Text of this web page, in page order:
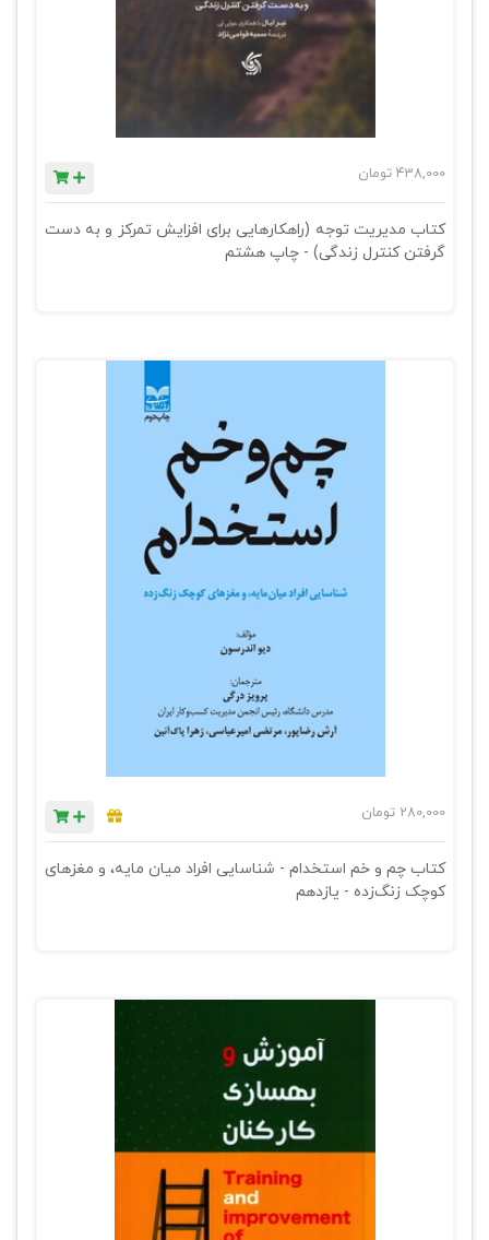
438,000 تومان
کتاب مدیریت توجه (راهکارهایی برای افزایش تمرکز و به دست
گرفتن کنترل زندگی) - چاپ هشتم
280,000 تومان
کتاب چم و خم استخدام - شناسایی افراد میان مایه، و مغزهای
کوچک زنگ‌زده - یازدهم